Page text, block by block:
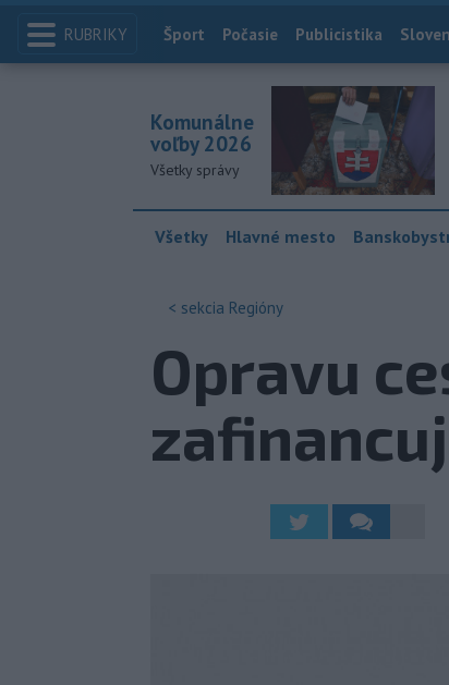
RUBRIKY Index
Šport Počasie Publicistika
Komunálne
voľby 2026
Všetky správy
Všetky Hlavné mesto
< sekcia Regióny
Opravu